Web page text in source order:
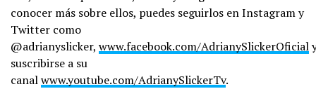
conocer más sobre ellos, puedes seguirlos en Instagram y
Twitter como
@adrianyslicker, www.facebook.com/AdrianySlickerOficial
suscribirse a su
canalwww.youtube.com/AdrianySlickerTv.